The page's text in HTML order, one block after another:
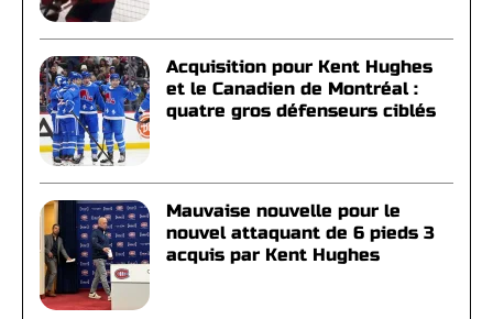
Acquisition pour Kent Hughes
et le Canadien de Montréal :
quatre gros défenseurs ciblés
Mauvaise nouvelle pour le
nouvel attaquant de 6 pieds 3
acquis par Kent Hughes